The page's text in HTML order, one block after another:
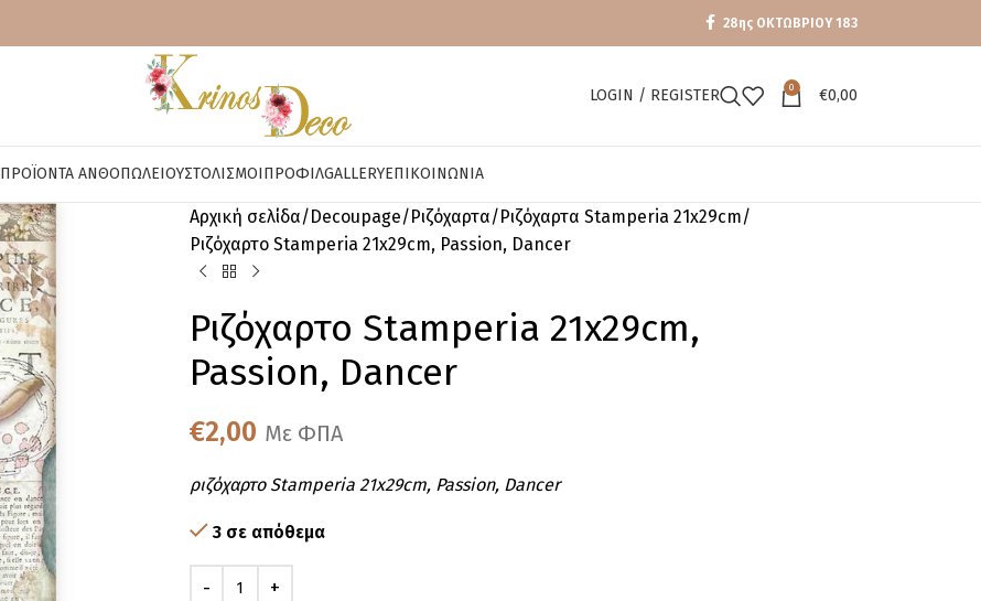
28ης ΟΚΤΩΒΡΙΟΥ 183
LOGIN / REGISTER 0 €0,00
ΠΡΟΪΌΝΤΑ ΑΝΘΟΠΩΛΕΊΟΥΣΤΟΛΙΣΜΟΊΠΡΟΦΊΛGALLERYΕΠΙΚΟΙΝΩΝΊΑ
Αρχική σελίδα Decoupage Ριζόχαρτα Ριζόχαρτα Stamperia 21x29cm
Ριζόχαρτο Stamperia 21x29cm, Passion, Dancer
Ριζόχαρτο Stamperia 21x29cm,
Passion, Dancer
€2,00 Με ΦΠΑ
ριζόχαρτο Stamperia 21x29cm, Passion, Dancer
3 σε απόθεμα